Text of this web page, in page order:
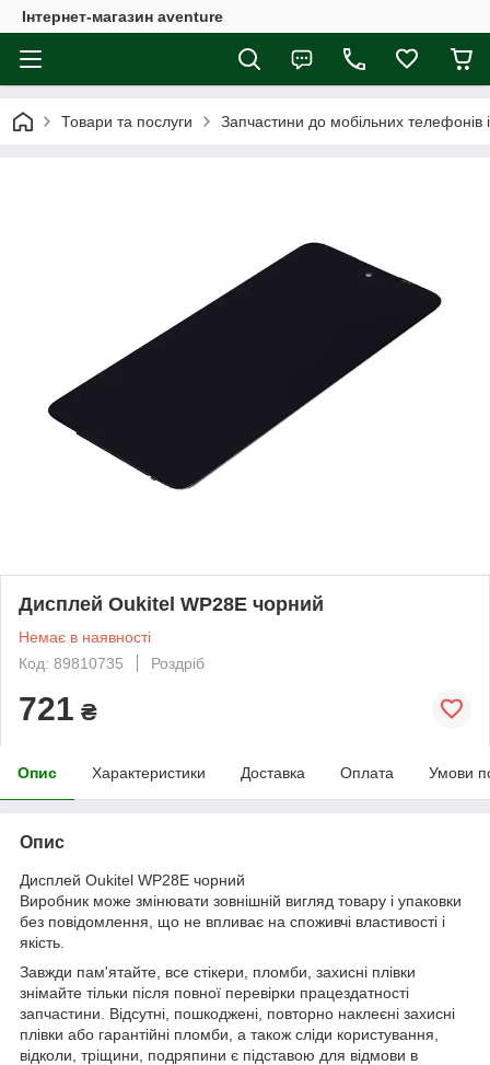
Інтернет-магазин aventure
Товари та послуги Запчастини до мобільних телефонів
Дисплей Oukitel WP28E чорний
Немає в наявності
Код: 89810735
Роздріб
721 ₴
Опис Характеристики Доставка Оплата Умови
Опис
Дисплей Oukitel WP28E чорний
Виробник може змінювати зовнішній вигляд товару і упаковки
без повідомлення, що не впливає на споживчі властивості і
якість.
Завжди пам'ятайте, все стікери, пломби, захисні плівки
знімайте тільки після повної перевірки працездатності
запчастини. Відсутні, пошкоджені, повторно наклеєні захисні
плівки або гарантійні пломби, а також сліди користування,
відколи, тріщини, подряпини є підставою для відмови в